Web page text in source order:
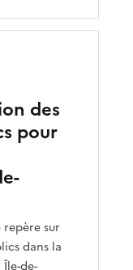
des
pour
repère sur
dans la
de-